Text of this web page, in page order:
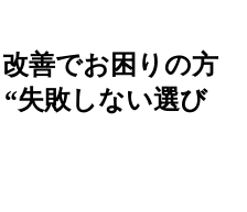
善でお困りの方
失敗しない選び